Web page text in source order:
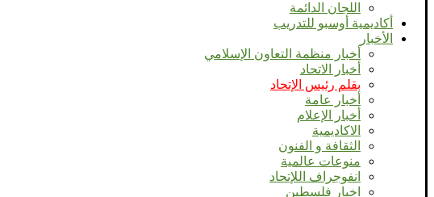
اللجان الدائمة
أكاديمية أوسبو للتدريب
الأخبار
أخبار منظمة التعاون الإسلامي
أخبار الاتحاد
بقلم رئيس الإتحاد
أخبار عامة
أخبار الإعلام
الاكاديمية
الثقافة و الفنون
منوعات عالمية
انفوجراف اللإتحاد
اخبار فلسطين